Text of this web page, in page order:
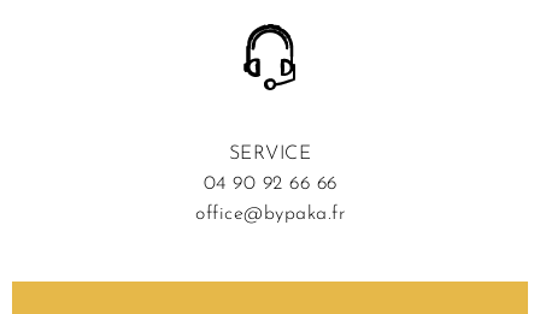
SERVICE
04 90 92 66 66
office@bypaka.fr